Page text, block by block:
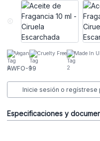
Vegan Cruelty Free Made In
AWFO-99
Inicie sesión o regístrese
Especificaciones y